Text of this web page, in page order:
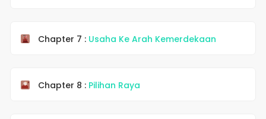
Chapter 7 : Usaha Ke Arah Kemerdekaan
Chapter 8 : Pilihan Raya